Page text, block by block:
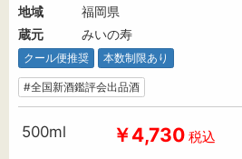
地域
福岡県
蔵元
みいの寿
クール便推奨 本数制限あり
#全国新酒鑑評会出品酒
500ml ￥4,730 税込